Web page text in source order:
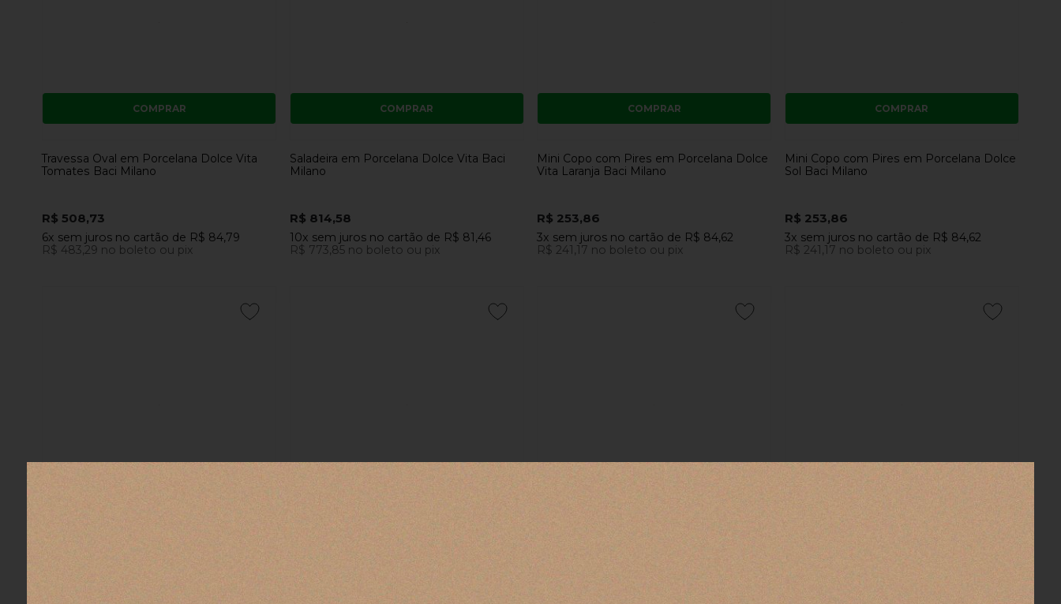
Travessa Oval em Porcelana Dolce Vita
Tomates Baci Milano
R$ 508,73
6x sem juros no cartão de R$ 84,79
R$ 483,29 no boleto ou pix
COMPRAR
Saladeira em Porcelana Dolce Vita Baci
Milano
R$ 814,58
10x sem juros no cartão de R$ 81,46
R$ 773,85 no boleto ou pix
COMPRAR
Mini Copo com Pires em Porcelana Dolce
Vita Laranja Baci Milano
R$ 253,86
3x sem juros no cartão de R$ 84,62
R$ 241,17 no boleto ou pix
COMPRAR
Mini Copo com Pires em Porcelana Dolce
Sol Baci Milano
R$ 253,86
3x sem juros no cartão de R$ 84,62
R$ 241,17 no boleto ou pix
COMPRAR
Copo com Pires em Porcelana Dolce Vita
Copo com Pires em Porcelana Dolce Vita
R$ 376,21
Bowl para Fruta Dolce Vita Italian Vibes
R$ 345,62
Bowl para Fruta Dolce Vita Sol Baci Milano